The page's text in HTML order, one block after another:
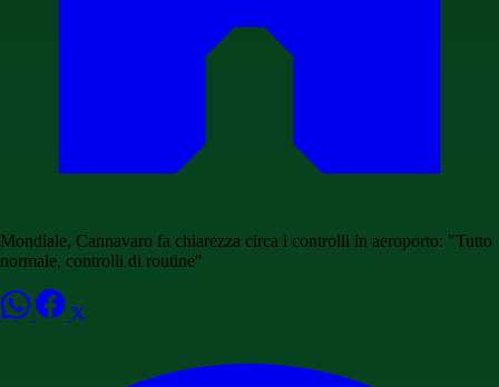
Mondiale, Cannavaro fa chiarezza circa i controlli in aeroporto: "Tutto
normale, controlli di routine"